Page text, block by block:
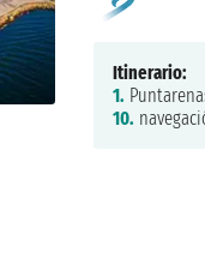
Itinerario:
1.
10.